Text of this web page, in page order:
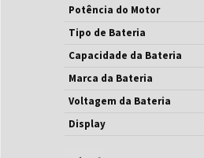
Potência do Motor
Tipo de Bateria
Capacidade da Bateria
Marca da Bateria
Voltagem da Bateria
Display